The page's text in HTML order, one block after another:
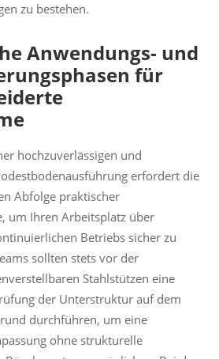
zu bestehen.
Anwendungs- und
für
hochzuverlässigen und
erfordert die
Abfolge praktischer
um Ihren Arbeitsplatz über
Betriebs sicher zu
sollten stets vor der
Stahlstützen eine
der Unterstruktur auf dem
durchführen, um eine
ohne strukturelle